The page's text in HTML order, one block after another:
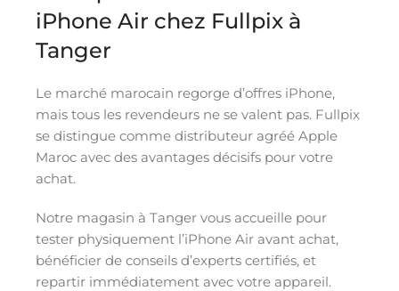
iPhone Air chez Fullpix à
Tanger
Le marché marocain regorge d’offres iPhone,
mais tous les revendeurs ne se valent pas. Fullpix
se distingue comme distributeur agréé Apple
Maroc avec des avantages décisifs pour votre
achat.
Notre magasin à Tanger vous accueille pour
tester physiquement l’iPhone Air avant achat,
bénéficier de conseils d’experts certifiés, et
repartir immédiatement avec votre appareil.